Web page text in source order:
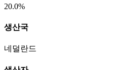
20.0%
생산국
네덜란드